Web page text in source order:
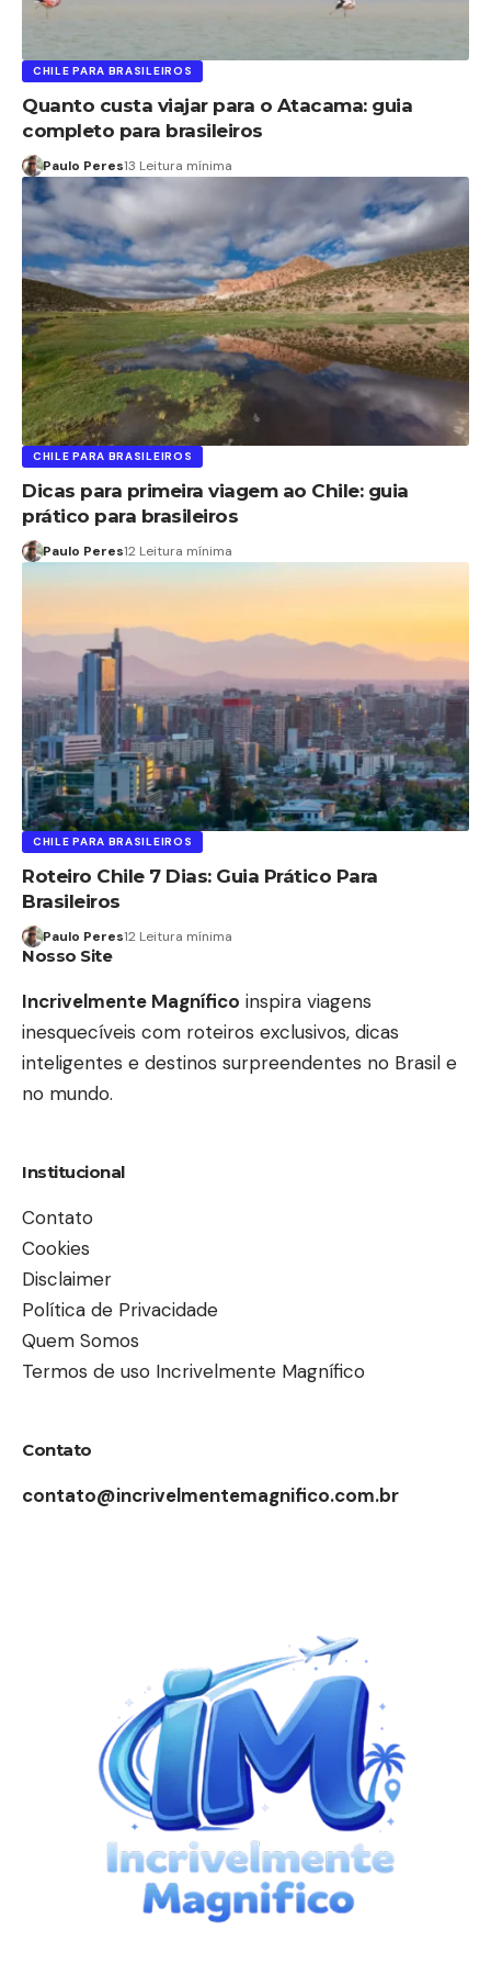
CHILE PARA BRASILEIROS
Quanto custa viajar para o Atacama: guia
completo para brasileiros
Paulo Peres13 Leitura mínima
CHILE PARA BRASILEIROS
Dicas para primeira viagem ao Chile: guia
prático para brasileiros
Paulo Peres12 Leitura mínima
CHILE PARA BRASILEIROS
Roteiro Chile 7 Dias: Guia Prático Para
Brasileiros
Paulo Peres12 Leitura mínima
Nosso Site
Incrivelmente Magnífico inspira viagens
inesquecíveis com roteiros exclusivos, dicas
inteligentes e destinos surpreendentes no Brasil e
no mundo.
Institucional
Contato
Cookies
Disclaimer
Política de Privacidade
Quem Somos
Termos de uso Incrivelmente Magnífico
Contato
contato@incrivelmentemagnifico.com.br